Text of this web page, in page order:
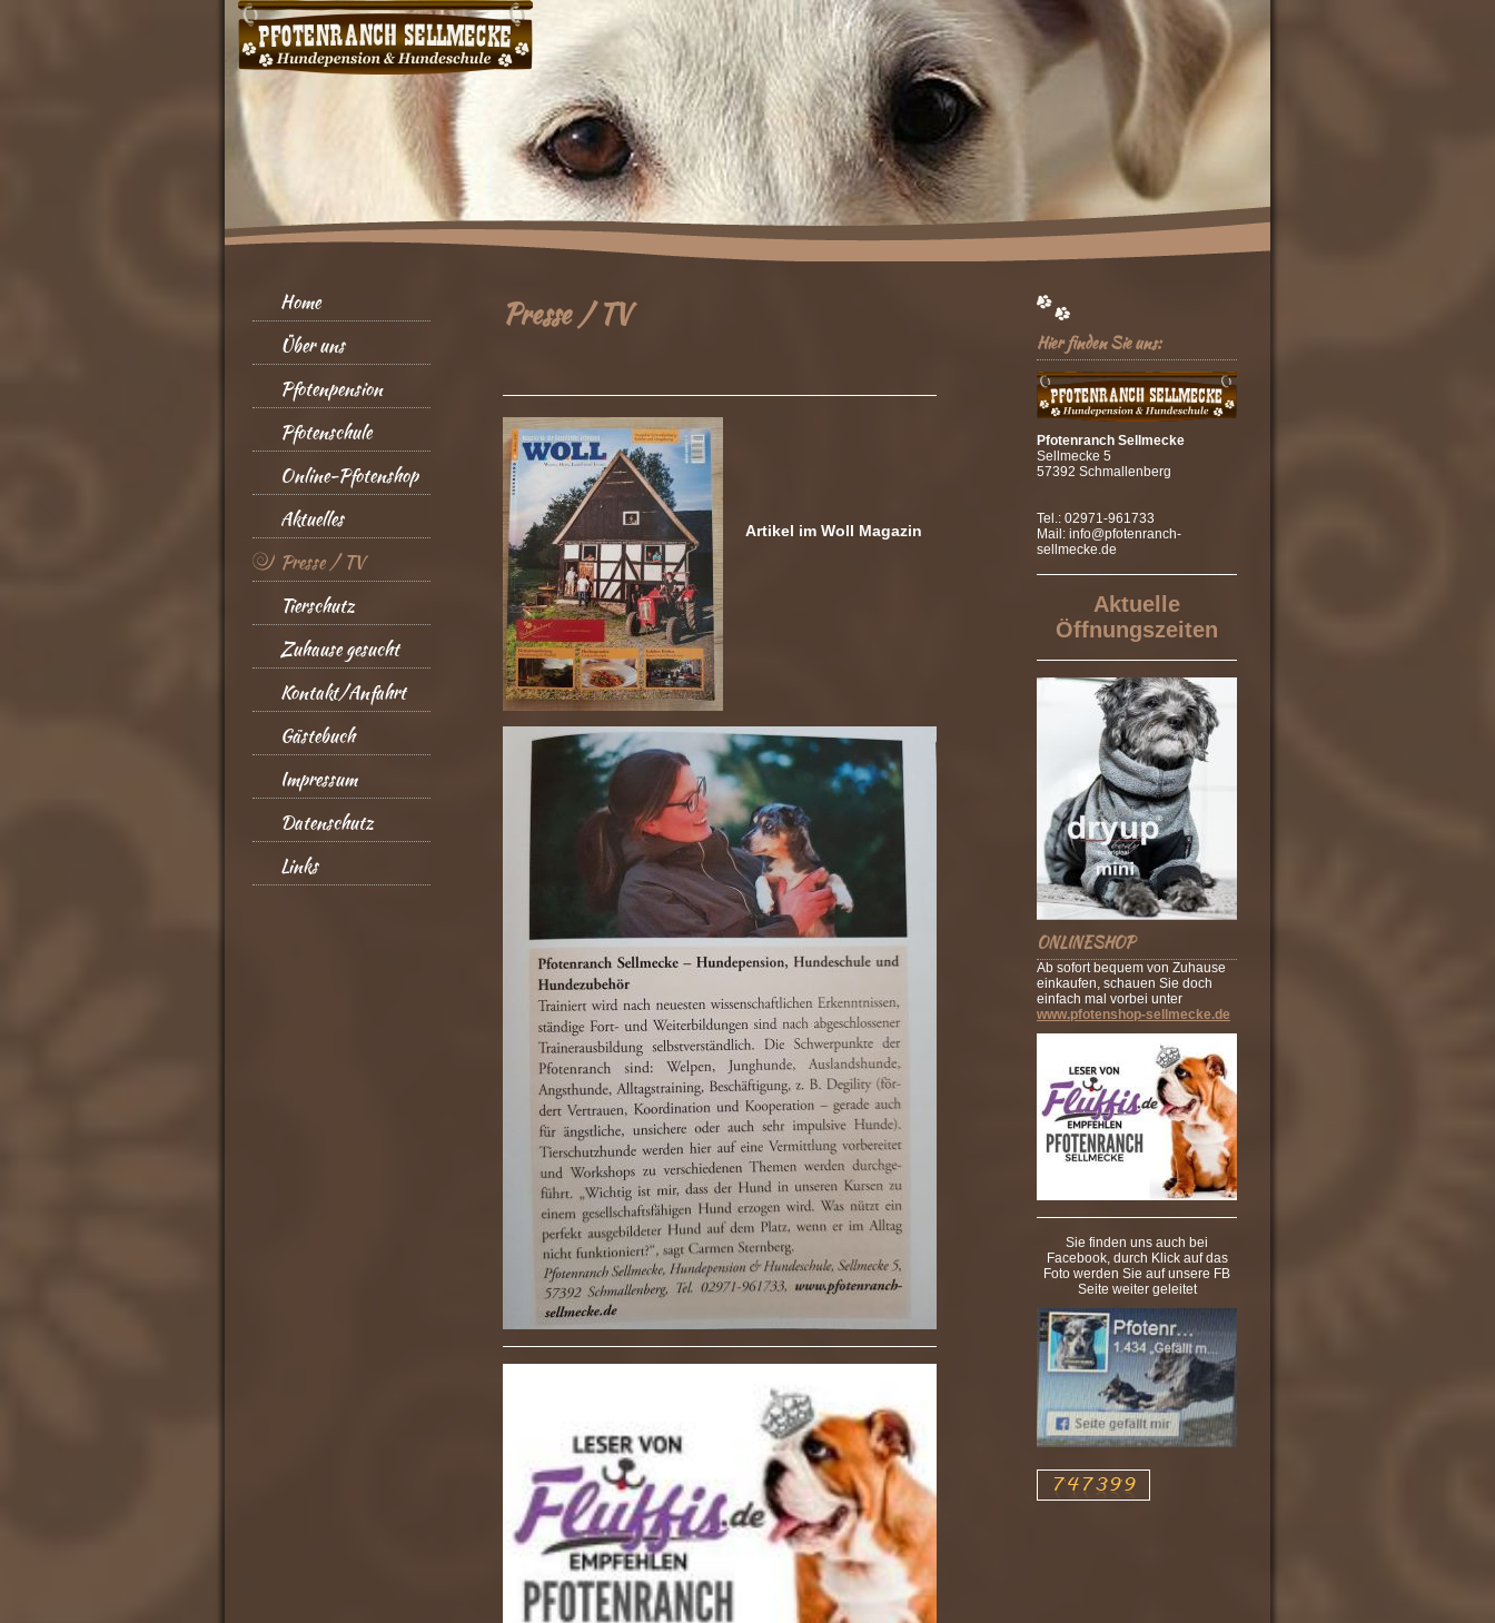
Home
Über uns
Pfotenpension
Pfotenschule
Online-Pfotenshop
Aktuelles
Presse / TV
Tierschutz
Zuhause gesucht
Kontakt/Anfahrt
Gästebuch
Impressum
Datenschutz
Links
Presse / TV
Artikel im Woll Magazin
Hier finden Sie uns:
Pfotenranch Sellmecke
Sellmecke 5
57392 Schmallenberg
Tel.: 02971-961733
Mail: info@pfotenranch-
sellmecke.de
Aktuelle
Öffnungszeiten
ONLINESHOP
Ab sofort bequem von Zuhause
einkaufen, schauen Sie doch
einfach mal vorbei unter
www.pfotenshop-sellmecke.de
Sie finden uns auch bei
Facebook, durch Klick auf das
Foto werden Sie auf unsere FB
Seite weiter geleitet